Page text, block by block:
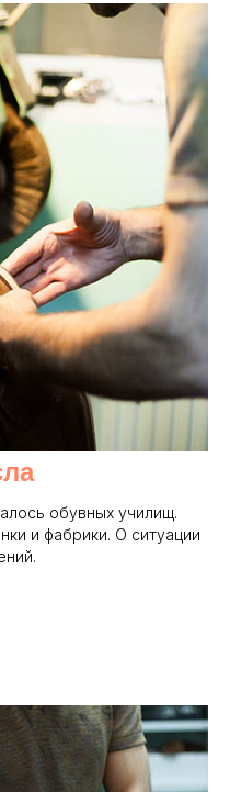
обувных училищ.
и фабрики. О ситуации